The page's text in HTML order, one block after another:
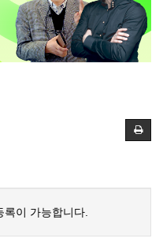
이 가능합니다.